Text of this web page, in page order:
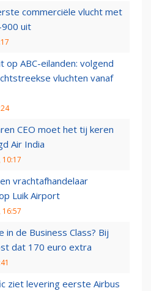
commerciële vlucht met
uit
op ABC-eilanden: volgend
vluchten vanaf
CEO moet het tij keren
Air India
10:17
vrachtafhandelaar
Luik Airport
16:57
in de Business Class? Bij
dat 170 euro extra
ziet levering eerste Airbus